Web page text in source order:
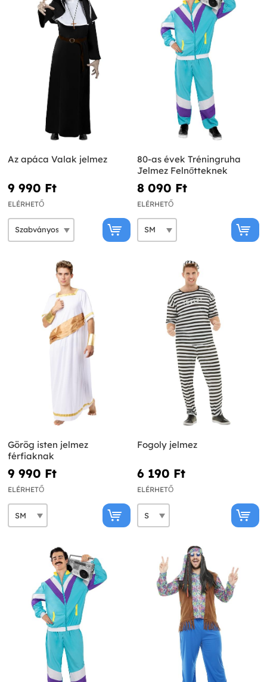
Az apáca Valak jelmez
9 990 Ft‎
ELÉRHETŐ
80-as évek Tréningruha
Jelmez Felnőtteknek
8 090 Ft‎
ELÉRHETŐ
Görög isten jelmez
férfiaknak
9 990 Ft‎
ELÉRHETŐ
Fogoly jelmez
6 190 Ft‎
ELÉRHETŐ